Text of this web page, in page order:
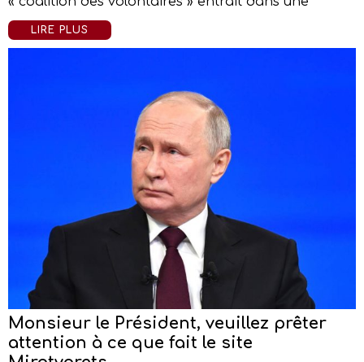
LIRE PLUS
Monsieur le Président, veuillez prêter
attention à ce que fait le site